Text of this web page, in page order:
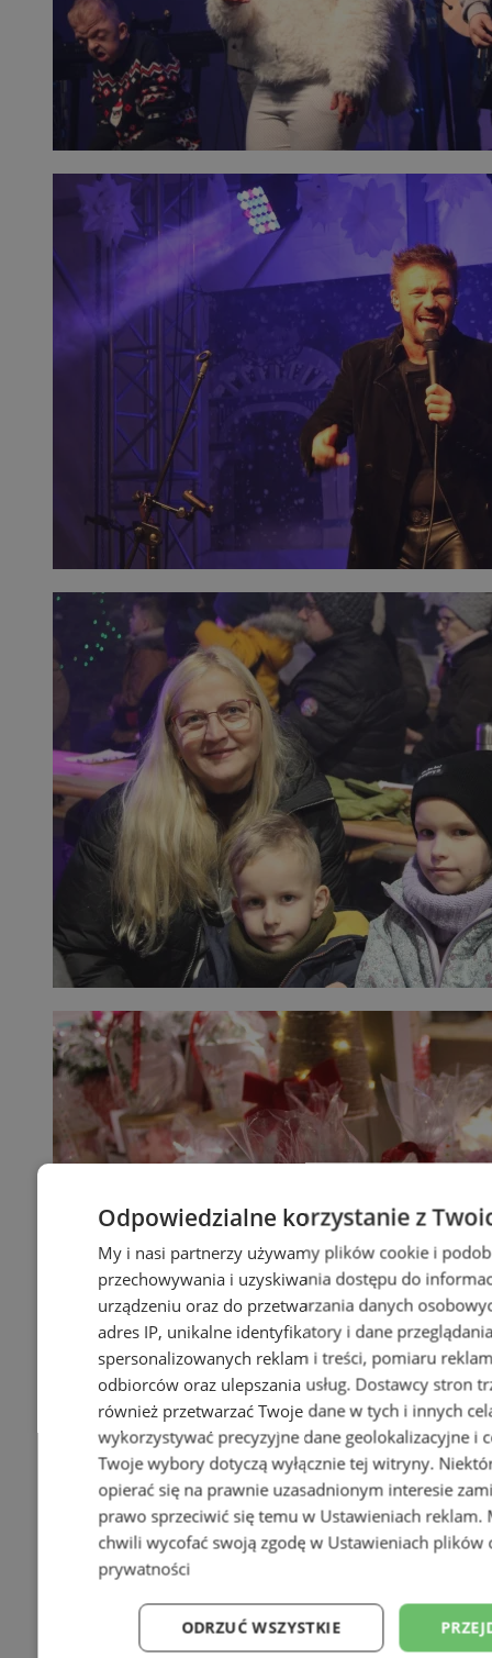
Odpowiedzialne korzystanie z
My i nasi partnerzy używamy plików cookie i
przechowywania i uzyskiwania dostępu do
urządzeniu oraz do przetwarzania danych
adres IP, unikalne identyfikatory i dane
spersonalizowanych reklam i treści, pomiaru
odbiorców oraz ulepszania usług. Dostawcy stron
również przetwarzać Twoje dane w tych i innych
wykorzystywać precyzyjne dane geolokalizacyjne i
Twoje wybory dotyczą wyłącznie tej witryny.
opierać się na prawnie uzasadnionym interesie
prawo sprzeciwić się temu w Ustawieniach reklam.
chwili wycofać swoją zgodę w Ustawieniach plików
prywatności
ODRZUĆ WSZYSTKIE